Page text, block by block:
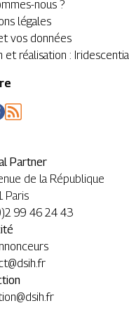
nous ?
légales
vos données
et réalisation : Iridescentia
Partner
de la République
Paris
99 46 24 43